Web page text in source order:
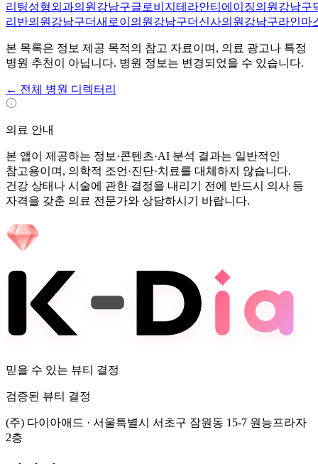
리팅성형외과의원 강남구글로비지테라안티에이징의원 강남구
리반의원 강남구더새로이의원 강남구더신사의원 강남구라인마
본 목록은 정보 제공 목적의 참고 자료이며, 의료 광고나 특정
병원 추천이 아닙니다. 병원 정보는 변경되었을 수 있습니다.
← 전체 병원 디렉터리
의료 안내
본 앱이 제공하는 정보·콘텐츠·AI 분석 결과는 일반적인
참고용이며, 의학적 조언·진단·치료를 대체하지 않습니다.
건강 상태나 시술에 관한 결정을 내리기 전에 반드시 의사 등
자격을 갖춘 의료 전문가와 상담하시기 바랍니다.
믿을 수 있는 뷰티 결정
검증된 뷰티 결정
(주) 다이아애드 · 서울특별시 서초구 잠원동 15-7 원능프라자
2층